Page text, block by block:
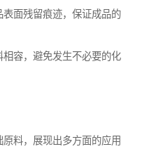
面残留痕迹，保证成品的
容，避免发生不必要的化
料，展现出多方面的应用